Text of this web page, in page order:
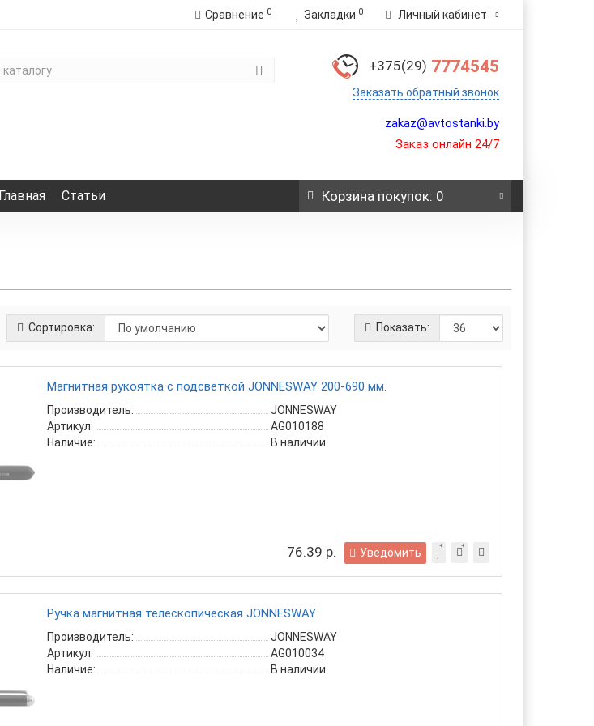
Сравнение 0 Закладки 0 Личный кабинет
+375(29) 7774545
Заказать обратный звонок
zakaz@avtostanki.by
Заказ онлайн 24/7
Главная Статьи Корзинапокупок: 0
Сортировка: Показать:
Магнитная рукоятка с подсветкой JONNESWAY 200-690 мм.
Производитель:
JONNESWAY
Артикул:
AG010188
Наличие:
В наличии
76.39 р. Уведомить
Ручка магнитная телескопическая JONNESWAY
Производитель:
JONNESWAY
Артикул:
AG010034
Наличие:
В наличии